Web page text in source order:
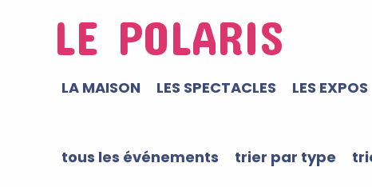
LE POLARIS
LA MAISON LES SPECTACLES LES EXPOS
tous les événements trier par type